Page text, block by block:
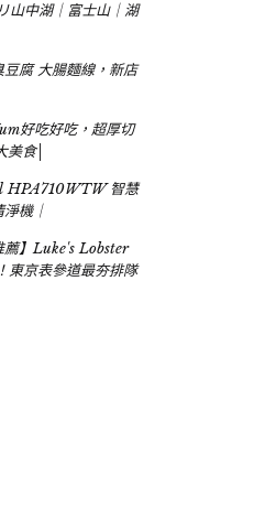
山中湖｜富士山｜湖
豆腐 大腸麵線，新店
好吃好吃，超厚切
食│
HPA710WTW 智慧
機｜
薦】Luke's Lobster
東京表參道最夯排隊